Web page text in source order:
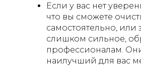
Если у вас нет
что вы сможете
самостоятельно, или
слишком сильное,
профессионалам.
наилучший для вас